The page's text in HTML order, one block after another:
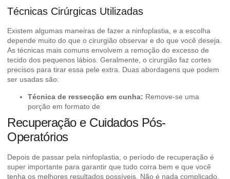
Técnicas Cirúrgicas Utilizadas
Existem algumas maneiras de fazer a ninfoplastia, e a escolha
depende muito do que o cirurgião observar e do que você deseja.
As técnicas mais comuns envolvem a remoção do excesso de
tecido dos pequenos lábios. Geralmente, o cirurgião faz cortes
precisos para tirar essa pele extra. Duas abordagens que podem
ser usadas são:
Técnica de ressecção em cunha: Remove-se uma
porção em formato de
Recuperação e Cuidados Pós-
Operatórios
Depois de passar pela ninfoplastia, o período de recuperação é
super importante para garantir que tudo corra bem e que você
tenha os melhores resultados possíveis. Não é nada complicado,